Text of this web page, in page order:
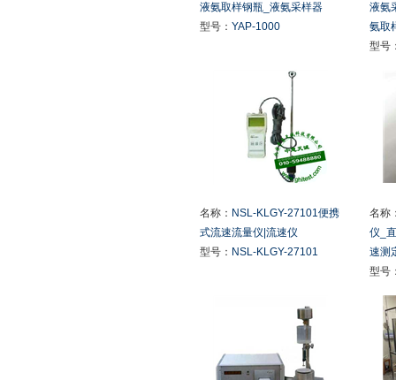
液氨取样钢瓶_液氨采样器
型号： YAP-1000
液氨
氨取
型号
名称： NSL-KLGY-27101便携
式流速流量仪|流速仪
型号： NSL-KLGY-27101
名称
仪_
速测
型号